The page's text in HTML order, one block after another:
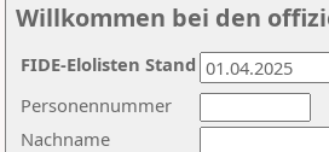
Willkommen bei den
Nachname
Personennummer
FIDE-Elolisten Stand